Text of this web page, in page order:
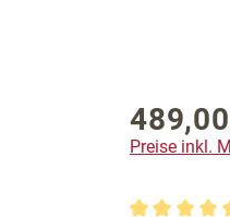
Regulärer
Preise inkl.